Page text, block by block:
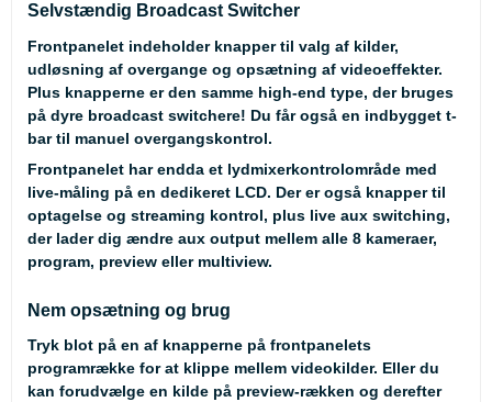
Selvstændig Broadcast Switcher
Frontpanelet indeholder knapper til valg af kilder,
udløsning af overgange og opsætning af videoeffekter.
Plus knapperne er den samme high-end type, der bruges
på dyre broadcast switchere! Du får også en indbygget t-
bar til manuel overgangskontrol.
Frontpanelet har endda et lydmixerkontrolområde med
live-måling på en dedikeret LCD. Der er også knapper til
optagelse og streaming kontrol, plus live aux switching,
der lader dig ændre aux output mellem alle 8 kameraer,
program, preview eller multiview.
Nem opsætning og brug
Tryk blot på en af knapperne på frontpanelets
programrække for at klippe mellem videokilder. Eller du
kan forudvælge en kilde på preview-rækken og derefter